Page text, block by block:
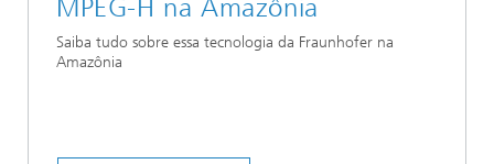
MPEG-H na Amazônia
Saiba tudo sobre essa tecnologia da Fraunhofer na
Amazônia